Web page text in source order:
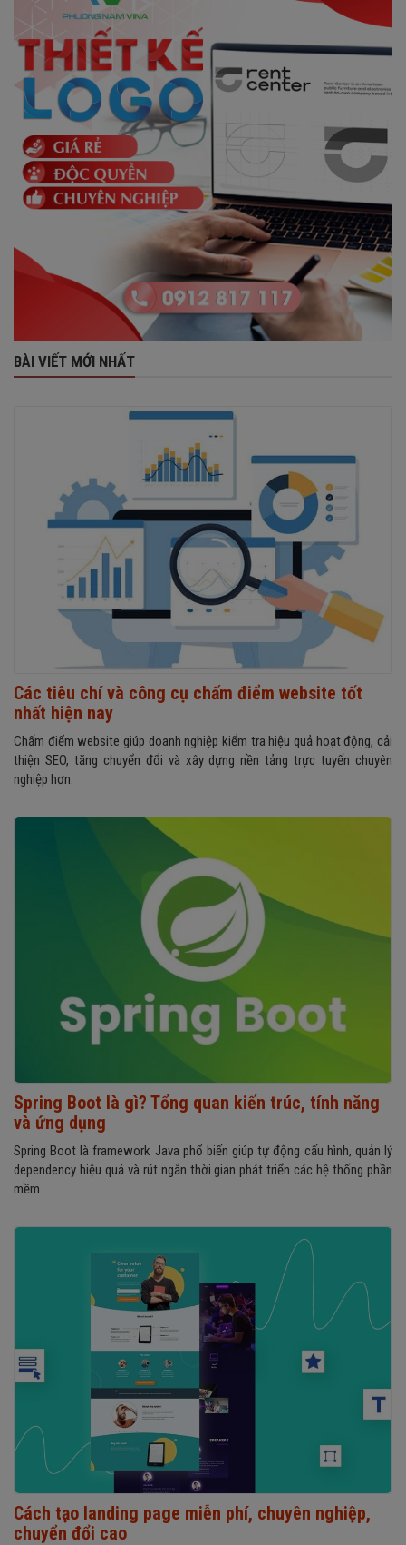
BÀI VIẾT MỚI NHẤT
Các tiêu chí và công cụ chấm điểm website tốt
nhất hiện nay
Chấm điểm website giúp doanh nghiệp kiểm tra hiệu quả hoạt động, cải
thiện SEO, tăng chuyển đổi và xây dựng nền tảng trực tuyến chuyên
nghiệp hơn.
Spring Boot là gì? Tổng quan kiến trúc, tính năng
và ứng dụng
Spring Boot là framework Java phổ biến giúp tự động cấu hình, quản lý
dependency hiệu quả và rút ngắn thời gian phát triển các hệ thống phần
mềm.
Cách tạo landing page miễn phí, chuyên nghiệp,
chuyển đổi cao